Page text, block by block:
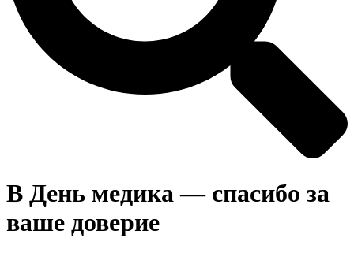
В День медика — спасибо за
ваше доверие